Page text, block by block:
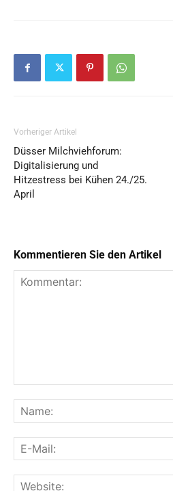
Vorheriger Artikel
Düsser Milchviehforum:
Digitalisierung und
Hitzestress bei Kühen 24./25.
April
Kommentieren Sie den Artikel